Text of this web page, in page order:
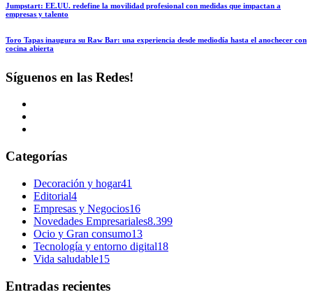
Jumpstart: EE.UU. redefine la movilidad profesional con medidas que impactan a
empresas y talento
Toro Tapas inaugura su Raw Bar: una experiencia desde mediodía hasta el anochecer con
cocina abierta
Síguenos en las Redes!
Categorías
Decoración y hogar41
Editorial4
Empresas y Negocios16
Novedades Empresariales8.399
Ocio y Gran consumo13
Tecnología y entorno digital18
Vida saludable15
Entradas recientes